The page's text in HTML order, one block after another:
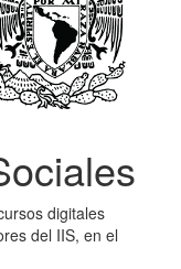
digitales
del IIS, en el